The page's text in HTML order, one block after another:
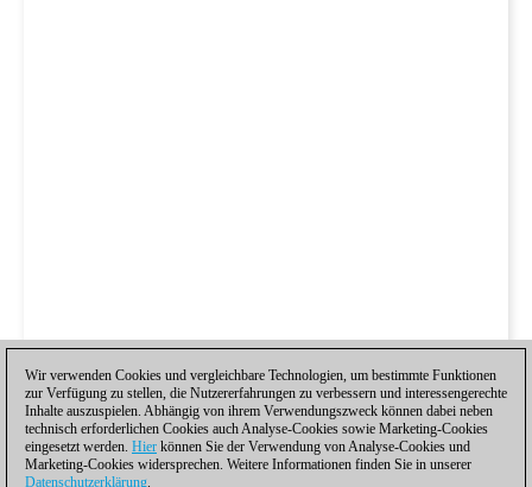
Wir verwenden Cookies und vergleichbare Technologien, um bestimmte Funktionen
zur Verfügung zu stellen, die Nutzererfahrungen zu verbessern und interessengerechte
Inhalte auszuspielen. Abhängig von ihrem Verwendungszweck können dabei neben
technisch erforderlichen Cookies auch Analyse-Cookies sowie Marketing-Cookies
eingesetzt werden. Hier können Sie der Verwendung von Analyse-Cookies und
Marketing-Cookies widersprechen. Weitere Informationen finden Sie in unserer
Datenschutzerklärung.